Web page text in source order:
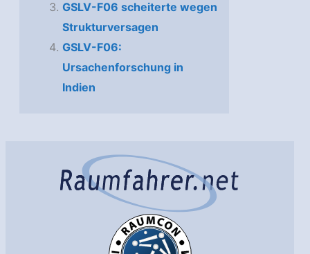
GSLV-F06 scheiterte wegen
Strukturversagen
GSLV-F06:
Ursachenforschung in
Indien